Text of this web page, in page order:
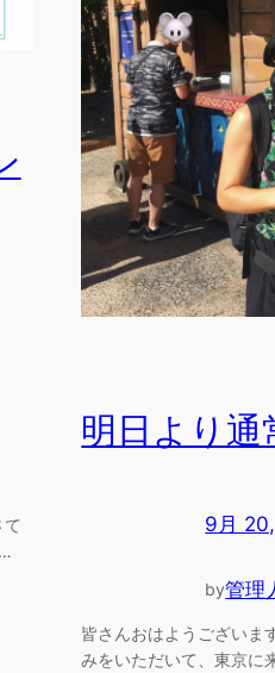
明日より通
9月
by管理
皆さんおはようございま
みをいただいて、東京に